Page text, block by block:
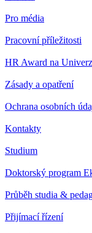
Pro média
Pracovní příležitosti
HR Award na
Zásady a opatření
Ochrana osobních
Kontakty
Studium
Doktorský program
Průběh studia &
Přijímací řízení